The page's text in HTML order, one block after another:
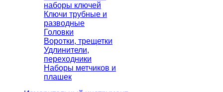
наборы ключей
Ключи трубные и
разводные
Головки
Воротки, трещетки
Удлинители,
переходники
Наборы метчиков и
плашек